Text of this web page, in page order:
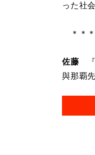
った社
＊＊＊
佐藤 『
與那覇